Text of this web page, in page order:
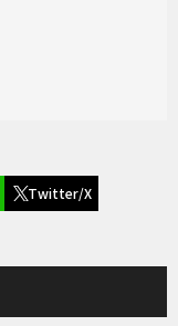
Twitter/X